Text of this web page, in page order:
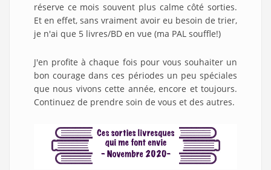
réserve ce mois souvent plus calme côté sorties.
Et en effet, sans vraiment avoir eu besoin de trier,
je n'ai que 5 livres/BD en vue (ma PAL souffle!)
J'en profite à chaque fois pour vous souhaiter un
bon courage dans ces périodes un peu spéciales
que nous vivons cette année, encore et toujours.
Continuez de prendre soin de vous et des autres.